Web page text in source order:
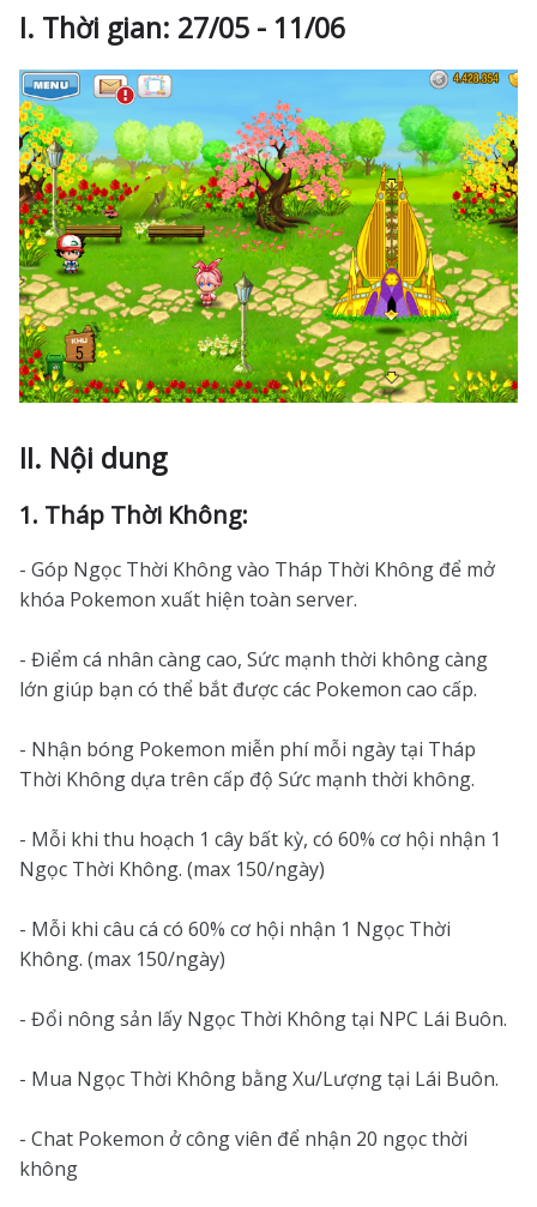
I. Thời gian: 27/05 - 11/06
II. Nội dung
1. Tháp Thời Không:
- Góp Ngọc Thời Không vào Tháp Thời Không để mở
khóa Pokemon xuất hiện toàn server.
- Điểm cá nhân càng cao, Sức mạnh thời không càng
lớn giúp bạn có thể bắt được các Pokemon cao cấp.
- Nhận bóng Pokemon miễn phí mỗi ngày tại Tháp
Thời Không dựa trên cấp độ Sức mạnh thời không.
- Mỗi khi thu hoạch 1 cây bất kỳ, có 60% cơ hội nhận 1
Ngọc Thời Không. (max 150/ngày)
- Mỗi khi câu cá có 60% cơ hội nhận 1 Ngọc Thời
Không. (max 150/ngày)
- Đổi nông sản lấy Ngọc Thời Không tại NPC Lái Buôn.
- Mua Ngọc Thời Không bằng Xu/Lượng tại Lái Buôn.
- Chat Pokemon ở công viên để nhận 20 ngọc thời
không